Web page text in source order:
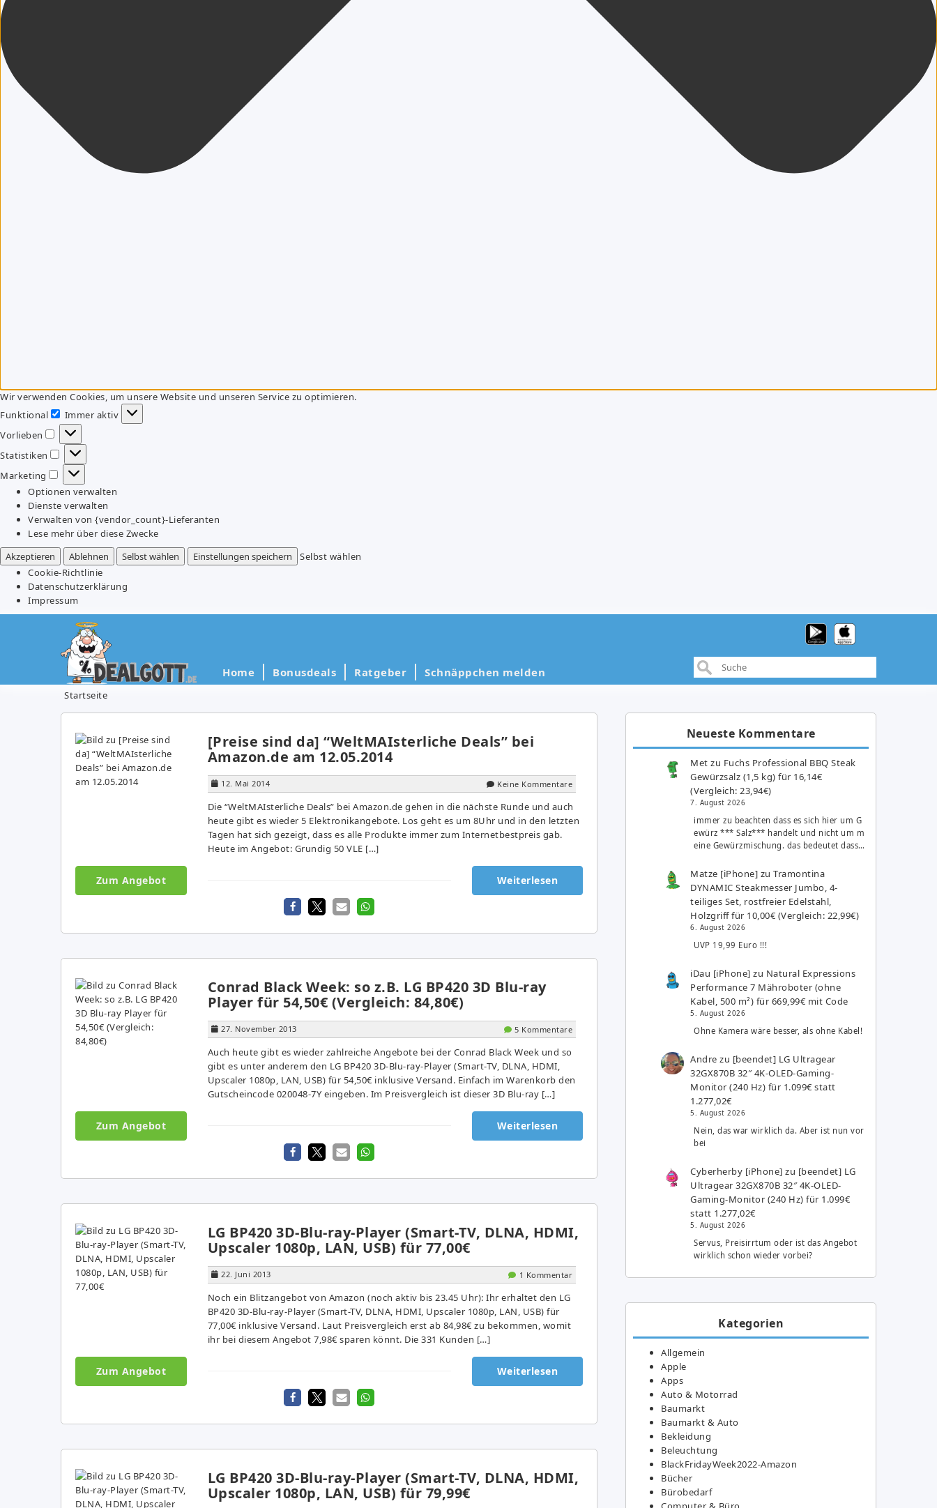
Wir verwenden Cookies, um unsere Website und unseren Service zu optimieren.
Funktional
Funktional
Immer aktiv
Vorlieben
Vorlieben
Statistiken
Statistiken
Marketing
Marketing
Optionen verwalten
Dienste verwalten
Verwalten von {vendor_count}-Lieferanten
Lese mehr über diese Zwecke
Akzeptieren
Ablehnen Selbst wählen Einstellungen speichern
Selbst wählen
Cookie-Richtlinie
Datenschutzerklärung
Impressum
Home Bonusdeals Ratgeber Schnäppchen melden
Startseite
[Preise sind da] “WeltMAIsterliche Deals” bei
Amazon.de am 12.05.2014
12. Mai 2014 Keine Kommentare
Die “WeltMAIsterliche Deals” bei Amazon.de gehen in die nächste Runde und auch
heute gibt es wieder 5 Elektronikangebote. Los geht es um 8Uhr und in den letzten
Tagen hat sich gezeigt, dass es alle Produkte immer zum Internetbestpreis gab.
Heute im Angebot: Grundig 50 VLE […]
Zum Angebot Weiterlesen
Conrad Black Week: so z.B. LG BP420 3D Blu-ray
Player für 54,50€ (Vergleich: 84,80€)
27. November 2013 5 Kommentare
Auch heute gibt es wieder zahlreiche Angebote bei der Conrad Black Week und so
gibt es unter anderem den LG BP420 3D-Blu-ray-Player (Smart-TV, DLNA, HDMI,
Upscaler 1080p, LAN, USB) für 54,50€ inklusive Versand. Einfach im Warenkorb den
Gutscheincode 020048-7Y eingeben. Im Preisvergleich ist dieser 3D Blu-ray […]
Zum Angebot Weiterlesen
LG BP420 3D-Blu-ray-Player (Smart-TV, DLNA, HDMI,
Upscaler 1080p, LAN, USB) für 77,00€
22. Juni 2013 1 Kommentar
Noch ein Blitzangebot von Amazon (noch aktiv bis 23.45 Uhr): Ihr erhaltet den LG
BP420 3D-Blu-ray-Player (Smart-TV, DLNA, HDMI, Upscaler 1080p, LAN, USB) für
77,00€ inklusive Versand. Laut Preisvergleich erst ab 84,98€ zu bekommen, womit
ihr bei diesem Angebot 7,98€ sparen könnt. Die 331 Kunden […]
Zum Angebot Weiterlesen
LG BP420 3D-Blu-ray-Player (Smart-TV, DLNA, HDMI,
Upscaler 1080p, LAN, USB) für 79,99€
Neueste Kommentare
Met zu Fuchs Professional BBQ Steak
Gewürzsalz (1,5 kg) für 16,14€
(Vergleich: 23,94€)
7. August 2026
immer zu beachten dass es sich hier um G
ewürz *** Salz*** handelt und nicht um m
eine Gewürzmischung. das bedeutet dass…
Matze [iPhone] zuTramontina
DYNAMIC Steakmesser Jumbo, 4-
teiliges Set, rostfreier Edelstahl,
Holzgriff für 10,00€ (Vergleich: 22,99€)
6. August 2026
UVP 19,99 Euro !!!
iDau [iPhone] zu Natural Expressions
Performance 7 Mähroboter (ohne
Kabel, 500 m²) für 669,99€ mit Code
5. August 2026
Ohne Kamera wäre besser, als ohne Kabel!
Andre zu [beendet] LG Ultragear
32GX870B 32″ 4K-OLED-Gaming-
Monitor (240 Hz) für 1.099€ statt
1.277,02€
5. August 2026
Nein, das war wirklich da. Aber ist nun vor
bei
Cyberherby [iPhone] zu [beendet] LG
Ultragear 32GX870B 32″ 4K-OLED-
Gaming-Monitor (240 Hz) für 1.099€
statt 1.277,02€
5. August 2026
Servus, Preisirrtum oder ist das Angebot
wirklich schon wieder vorbei?
Kategorien
Allgemein
Apple
Apps
Auto & Motorrad
Baumarkt
Baumarkt & Auto
Bekleidung
Beleuchtung
BlackFridayWeek2022-Amazon
Bücher
Bürobedarf